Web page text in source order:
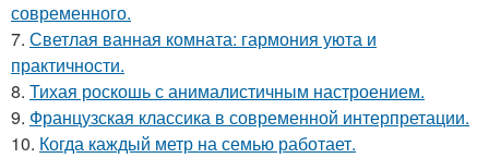
современного.
7. Светлая ванная комната: гармония уюта и
практичности.
8. Тихая роскошь с анималистичным настроением.
9. Французская классика в современной интерпретации.
10. Когда каждый метр на семью работает.